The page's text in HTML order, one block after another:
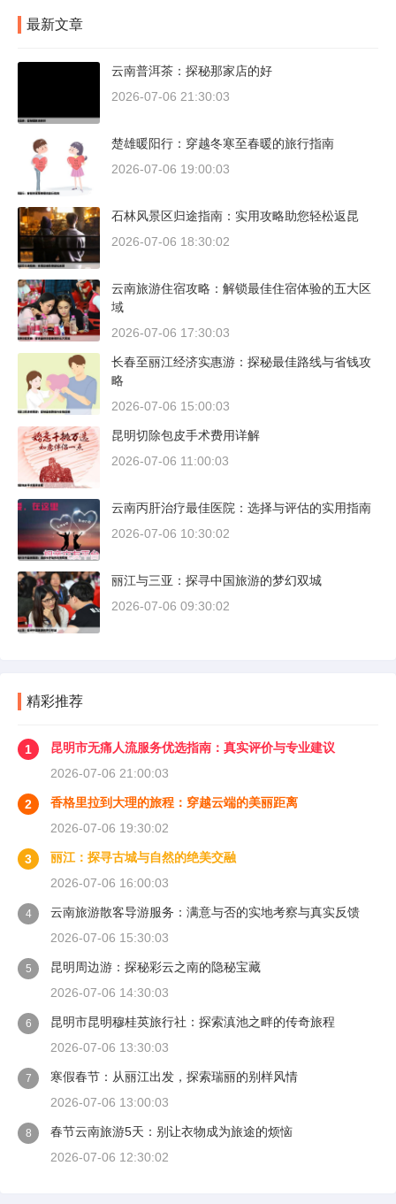
最新文章
云南普洱茶：探秘那家店的好
2026-07-06 21:30:03
楚雄暖阳行：穿越冬寒至春暖的旅行指南
2026-07-06 19:00:03
石林风景区归途指南：实用攻略助您轻松返昆
2026-07-06 18:30:02
云南旅游住宿攻略：解锁最佳住宿体验的五大区
域
2026-07-06 17:30:03
长春至丽江经济实惠游：探秘最佳路线与省钱攻
略
2026-07-06 15:00:03
昆明切除包皮手术费用详解
2026-07-06 11:00:03
云南丙肝治疗最佳医院：选择与评估的实用指南
2026-07-06 10:30:02
丽江与三亚：探寻中国旅游的梦幻双城
2026-07-06 09:30:02
精彩推荐
1
昆明市无痛人流服务优选指南：真实评价与专业建议
2026-07-06 21:00:03
2
香格里拉到大理的旅程：穿越云端的美丽距离
2026-07-06 19:30:02
3
丽江：探寻古城与自然的绝美交融
2026-07-06 16:00:03
4
云南旅游散客导游服务：满意与否的实地考察与真实反馈
2026-07-06 15:30:03
5
昆明周边游：探秘彩云之南的隐秘宝藏
2026-07-06 14:30:03
6
昆明市昆明穆桂英旅行社：探索滇池之畔的传奇旅程
2026-07-06 13:30:03
7
寒假春节：从丽江出发，探索瑞丽的别样风情
2026-07-06 13:00:03
8
春节云南旅游5天：别让衣物成为旅途的烦恼
2026-07-06 12:30:02